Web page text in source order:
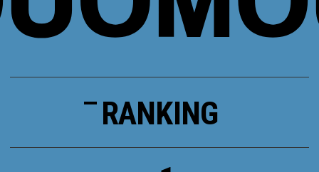
RANKING